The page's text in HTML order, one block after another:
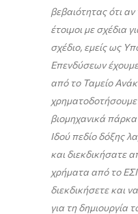
βεβαιότητας ότι
έτοιμοι με σχέδια
σχέδιο, εμείς ως
Επενδύσεων
από το Ταμείο
χρηματοδοτήσουμε
βιομηχανικά πάρκα
Ιδού πεδίο δόξης
και διεκδικήσατε
χρήματα από το
διεκδικήσετε και
για τη δημιουργία